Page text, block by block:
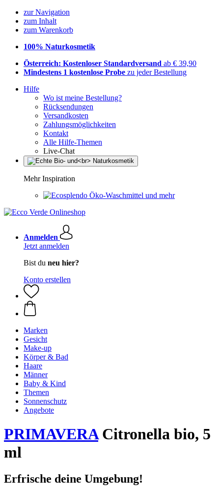
zur Navigation
zum Inhalt
zum Warenkorb
100% Naturkosmetik
Österreich: Kostenloser Standardversand ab € 39,90
Mindestens 1 kostenlose Probe zu jeder Bestellung
Hilfe
Wo ist meine Bestellung?
Rücksendungen
Versandkosten
Zahlungsmöglichkeiten
Kontakt
Alle Hilfe-Themen
Live-Chat
Mehr Inspiration
Öko-Waschmittel und mehr
Anmelden
Jetzt anmelden
Bist du neu hier?
Konto erstellen
Marken
Gesicht
Make-up
Körper & Bad
Haare
Männer
Baby & Kind
Themen
Sonnenschutz
Angebote
PRIMAVERACitronella bio, 5
ml
Erfrische deine Umgebung!